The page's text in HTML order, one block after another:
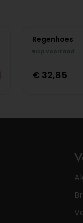
Regenhoes
Op voorraad
€ 32,85